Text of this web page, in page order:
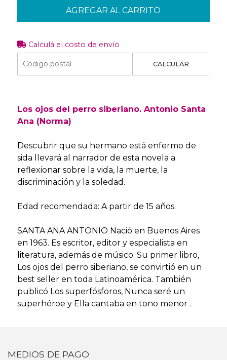
AGREGAR AL CARRITO
Calculá el costo de envío
CALCULAR
Los ojos del perro siberiano. Antonio Santa
Ana (Norma)
Descubrir que su hermano está enfermo de
sida llevará al narrador de esta novela a
reflexionar sobre la vida, la muerte, la
discriminación y la soledad.
Edad recomendada: A partir de 15 años.
SANTA ANA ANTONIO Nació en Buenos Aires
en 1963. Es escritor, editor y especialista en
literatura, además de músico. Su primer libro,
Los ojos del perro siberiano, se convirtió en un
best seller en toda Latinoamérica. También
publicó Los superfósforos, Nunca seré un
superhéroe y Ella cantaba en tono menor .
MEDIOS DE PAGO